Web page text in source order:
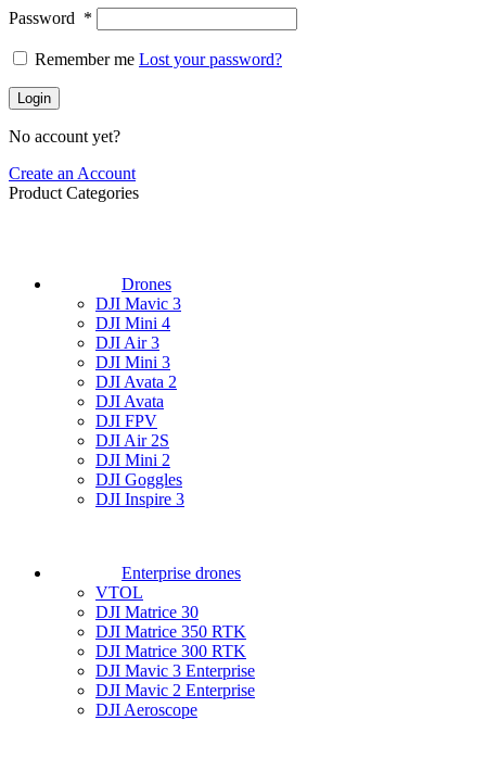
Password *
Remember me Lost your password?
Login
No account yet?
Create an Account
Product Categories
Drones
DJI Mavic 3
DJI Mini 4
DJI Air 3
DJI Mini 3
DJI Avata 2
DJI Avata
DJI FPV
DJI Air 2S
DJI Mini 2
DJI Goggles
DJI Inspire 3
Enterprise drones
VTOL
DJI Matrice 30
DJI Matrice 350 RTK
DJI Matrice 300 RTK
DJI Mavic 3 Enterprise
DJI Mavic 2 Enterprise
DJI Aeroscope